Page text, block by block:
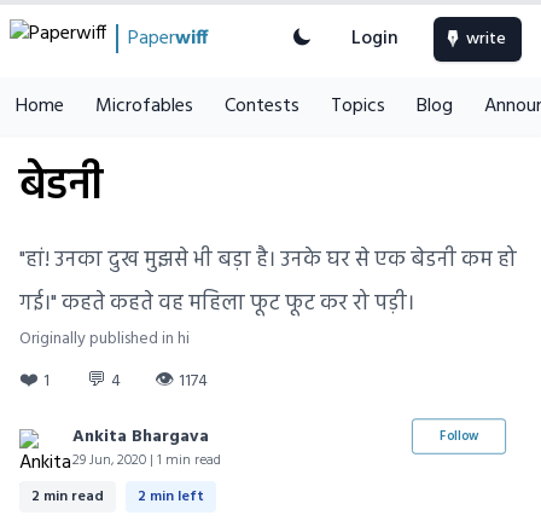
Paperwiff Login write
Home Microfables Contests Topics Blog
बेडनी
"हां! उनका दुख मुझसे भी बड़ा है। उनके घर से एक बेडनी कम हो
गई।" कहते कहते वह महिला फूट फूट कर रो पड़ी।
Originally published in hi
❤️ 1 💬 4 👁 1174
Ankita Bhargava
29 Jun, 2020 | 1 min read
Follow
2 min read 2 min left